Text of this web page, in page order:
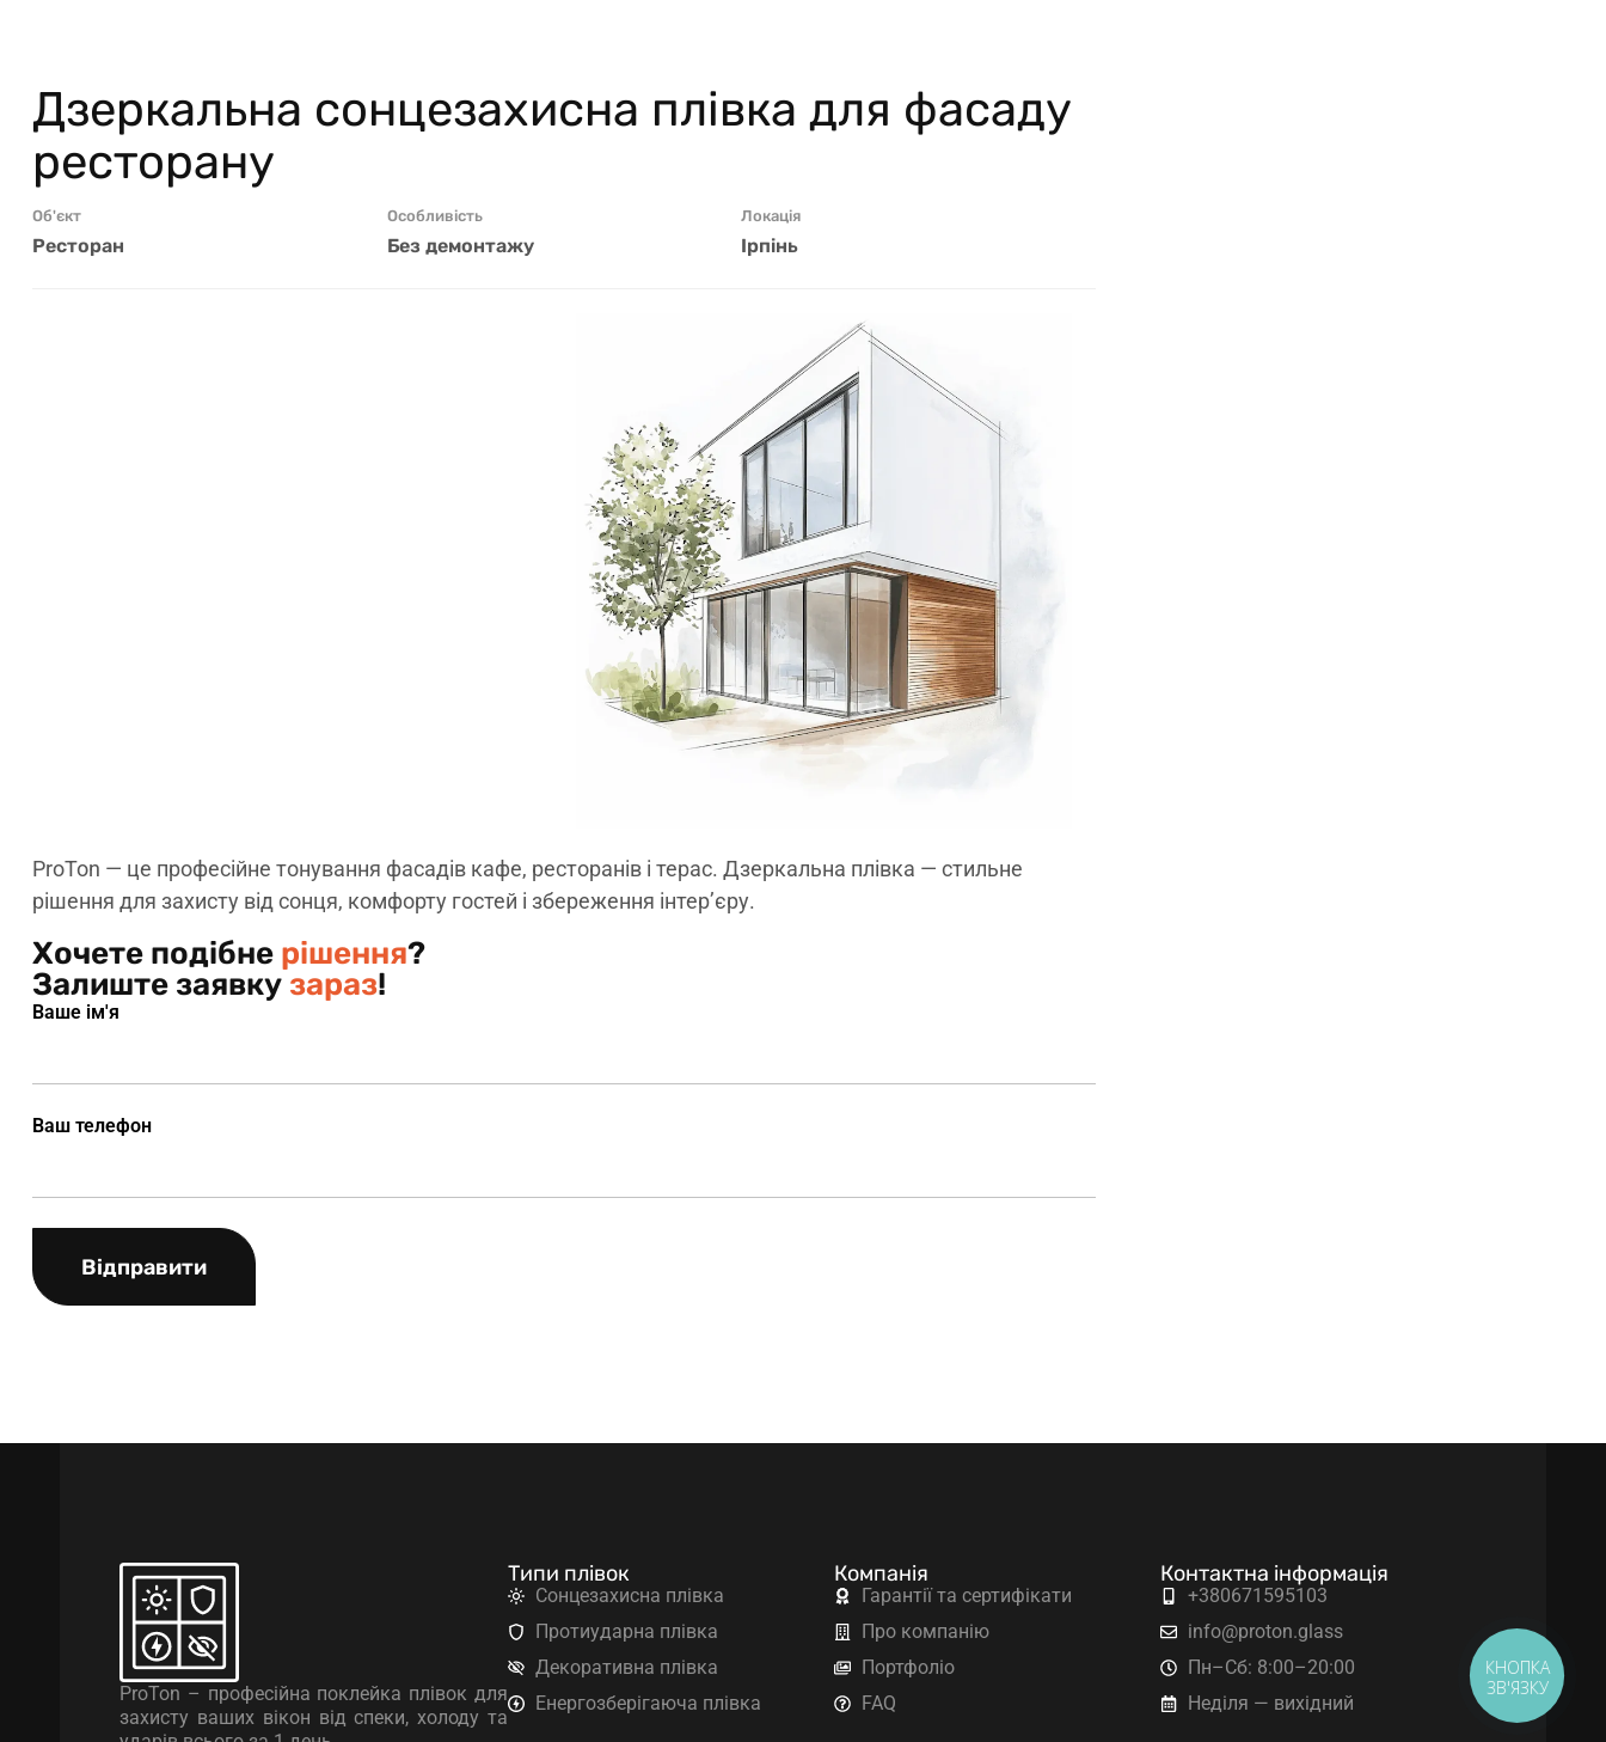
Дзеркальна сонцезахисна плівка для фасаду
ресторану
Об'єкт
Ресторан
Особливість
Без демонтажу
Локація
Ірпінь
ProTon — це професійне тонування фасадів кафе, ресторанів і терас. Дзеркальна плівка — стильне
рішення для захисту від сонця, комфорту гостей і збереження інтер’єру.
Хочете подібне рішення?
Залиште заявку зараз!
Ваше ім'я
Ваш телефон
Відправити
ProTon – професійна поклейка плівок для
захисту ваших вікон від спеки, холоду та
Типи плівок
Сонцезахисна плівка
Протиударна плівка
Декоративна плівка
Енергозберігаюча плівка
Компанія
Гарантії та сертифікати
Про компанію
Портфоліо
FAQ
Контактна інформація
+380671595103
info@proton.glass
Пн–Сб: 8:00–20:00
Неділя — вихідний
КНОПКА
ЗВ'ЯЗКУ